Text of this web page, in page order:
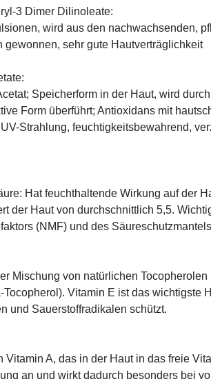
3 Dimer Dilinoleate:
wird aus den nachwachsenden,
gewonnen, sehr gute Hautverträglichkeit
Speicherform in der Haut, wird
Form überführt; Antioxidans mit
Strahlung, feuchtigkeitsbewahrend,
Hat feuchthaltende Wirkung auf der
der Haut von durchschnittlich 5,5.
(NMF) und des
Mischung von natürlichen
Tocopherol). Vitamin E ist das wichtigste
und Sauerstoffradikalen schützt.
Vitamin A, das in der Haut in das freie
an und wirkt dadurch besonders bei